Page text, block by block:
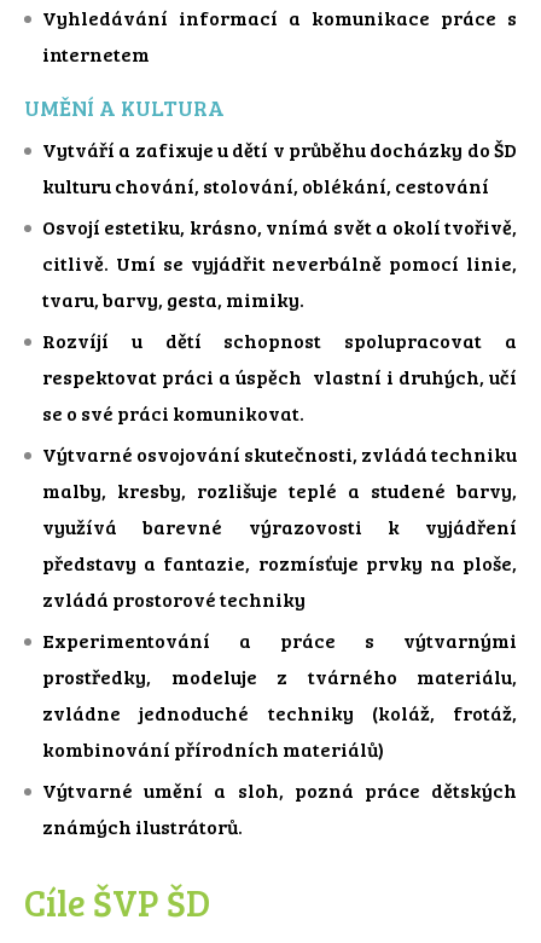
Vyhledávání informací a komunikace práce s
internetem
UMĚNÍ A KULTURA
Vytváří a zafixuje u dětí v průběhu docházky do ŠD
kulturu chování, stolování, oblékání, cestování
Osvojí estetiku, krásno, vnímá svět a okolí tvořivě,
citlivě. Umí se vyjádřit neverbálně pomocí linie,
tvaru, barvy, gesta, mimiky.
Rozvíjí u dětí schopnost spolupracovat a
respektovat práci a úspěch vlastní i druhých, učí
se o své práci komunikovat.
Výtvarné osvojování skutečnosti, zvládá techniku
malby, kresby, rozlišuje teplé a studené barvy,
využívá barevné výrazovosti k vyjádření
představy a fantazie, rozmísťuje prvky na ploše,
zvládá prostorové techniky
Experimentování a práce s výtvarnými
prostředky, modeluje z tvárného materiálu,
zvládne jednoduché techniky (koláž, frotáž,
kombinování přírodních materiálů)
Výtvarné umění a sloh, pozná práce dětských
známých ilustrátorů.
Cíle ŠVP ŠD